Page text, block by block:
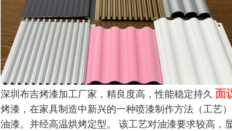
深圳布吉烤漆加工厂家，精良度高，性能稳定持久 面
烤漆，在家具制造中新兴的一种喷漆制作方法（工艺
油漆。并经高温烘烤定型。 该工艺对油漆要求较高，